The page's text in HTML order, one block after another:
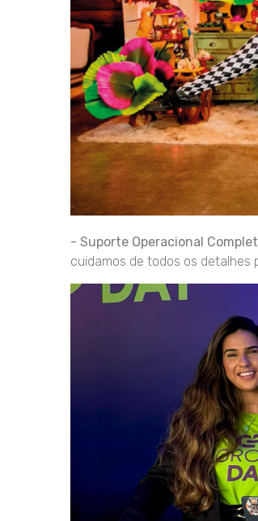
- Suporte Operacional
cuidamos de todos os detalhes